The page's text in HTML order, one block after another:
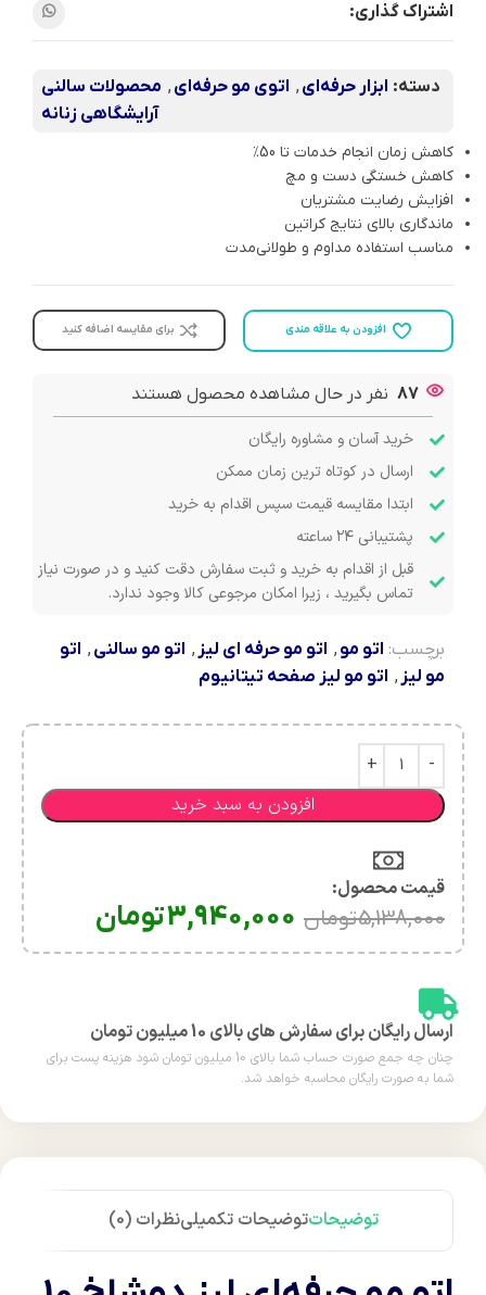
اشتراک گذاری:
دسته: ابزار حرفه‌ای , اتوی مو حرفه‌ای , محصولات سالنی
آرایشگاهی زنانه
کاهش زمان انجام خدمات تا 50٪
کاهش خستگی دست و مچ
افزایش رضایت مشتریان
ماندگاری بالای نتایج کراتین
مناسب استفاده مداوم و طولانی‌مدت
افزودن به علاقه مندی برای مقایسه اضافه کنید
87 نفر در حال مشاهده محصول هستند
خرید آسان و مشاوره رایگان
ارسال در کوتاه ترین زمان ممکن
ابتدا مقایسه قیمت سپس اقدام به خرید
پشتیبانی ۲۴ ساعته
قبل از اقدام به خرید و ثبت سفارش دقت کنید و در صورت نیاز
تماس بگیرید ، زیرا امکان مرجوعی کالا وجود ندارد.
برچسب: اتو مو, اتو مو حرفه ای لیز , اتو مو سالنی, اتو
مو لیز , اتو مو لیز صفحه تیتانیوم
افزودن به سبد خرید
قیمت محصول:​
5,138,000تومان 3,940,000تومان
ارسال رایگان برای سفارش های بالای 10 میلیون تومان
چنان چه جمع صورت حساب شما بالای 10 میلیون تومان شود هزینه پست برای
شما به صورت رایگان محاسبه خواهد شد.
توضیحاتتوضیحات تکمیلینظرات (0)